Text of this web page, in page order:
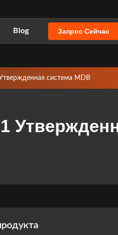
Blog Запрос Сейчас
система MDB